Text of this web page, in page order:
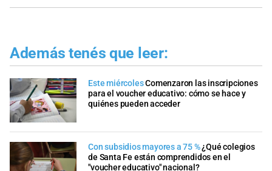
Además tenés que leer:
Este miércolesComenzaron las inscripciones
para el voucher educativo: cómo se hace y
quiénes pueden acceder
Con subsidios mayores a 75 %¿Qué colegios
de Santa Fe están comprendidos en el
"voucher educativo" nacional?